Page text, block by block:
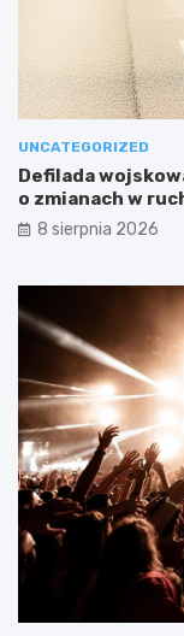
UNCATEGORIZED
Defilada
o zmianach w
8 sierpnia 2026